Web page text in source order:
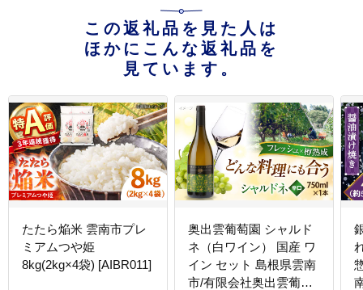
この返礼品を見た人は
ほかにこんな返礼品を
見ています。
たたら焔米 雲南市プレ
ミアムつや姫
8kg(2kg×4袋) [AIBR011]
奥出雲葡萄園 シャルド
ネ（白ワイン） 国産 ワ
イン セット 島根県雲南
市/有限会社奥出雲葡萄